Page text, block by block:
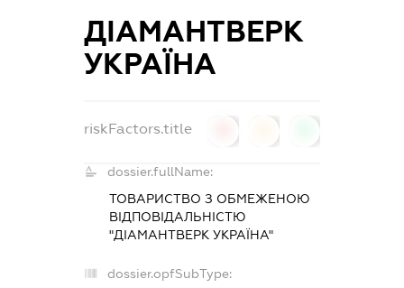
ДІАМАНТВЕРК
УКРАЇНА
riskFactors.title
dossier.fullName:
ТОВАРИСТВО З ОБМЕЖЕНОЮ
ВІДПОВІДАЛЬНІСТЮ
"ДІАМАНТВЕРК УКРАЇНА"
dossier.opfSubType: